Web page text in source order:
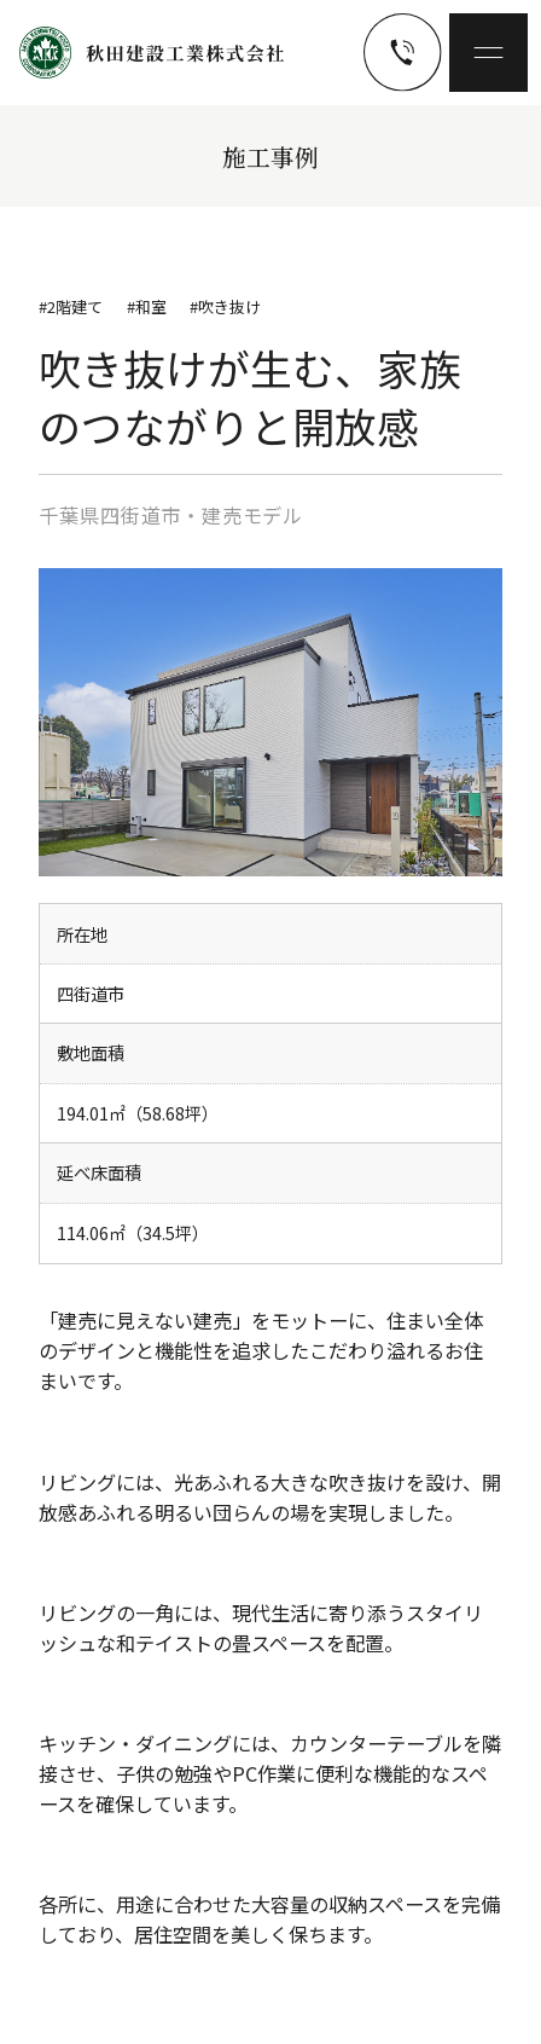
施工事例
#2階建て #和室 #吹き抜け
吹き抜けが生む、家族
のつながりと開放感
千葉県四街道市・建売モデル
所在地
四街道市
敷地面積
194.01㎡（58.68坪）
延べ床面積
114.06㎡（34.5坪）
「建売に見えない建売」をモットーに、住まい全体
のデザインと機能性を追求したこだわり溢れるお住
まいです。
リビングには、光あふれる大きな吹き抜けを設け、開
放感あふれる明るい団らんの場を実現しました。
リビングの一角には、現代生活に寄り添うスタイリ
ッシュな和テイストの畳スペースを配置。
キッチン・ダイニングには、カウンターテーブルを隣
接させ、子供の勉強やPC作業に便利な機能的なスペ
ースを確保しています。
各所に、用途に合わせた大容量の収納スペースを完備
しており、居住空間を美しく保ちます。